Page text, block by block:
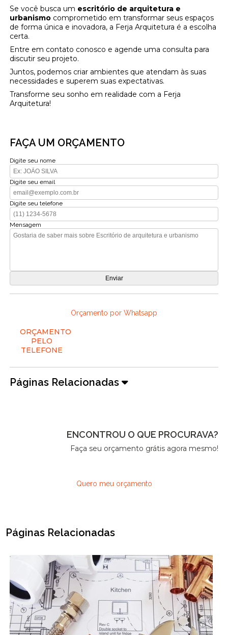
Se você busca um escritório de arquitetura e
urbanismo comprometido em transformar seus espaços
de forma única e inovadora, a Ferja Arquitetura é a escolha
certa.
Entre em contato conosco e agende uma consulta para
discutir seu projeto.
Juntos, podemos criar ambientes que atendam às suas
necessidades e superem suas expectativas.
Transforme seu sonho em realidade com a Ferja
Arquitetura!
FAÇA UM ORÇAMENTO
Digite seu nome
Digite seu email
Digite seu telefone
Mensagem
Orçamento por Whatsapp
ORÇAMENTO
PELO
TELEFONE
Páginas Relacionadas
ENCONTROU O QUE PROCURAVA?
Faça seu orçamento grátis agora mesmo!
Quero meu orçamento
Páginas Relacionadas